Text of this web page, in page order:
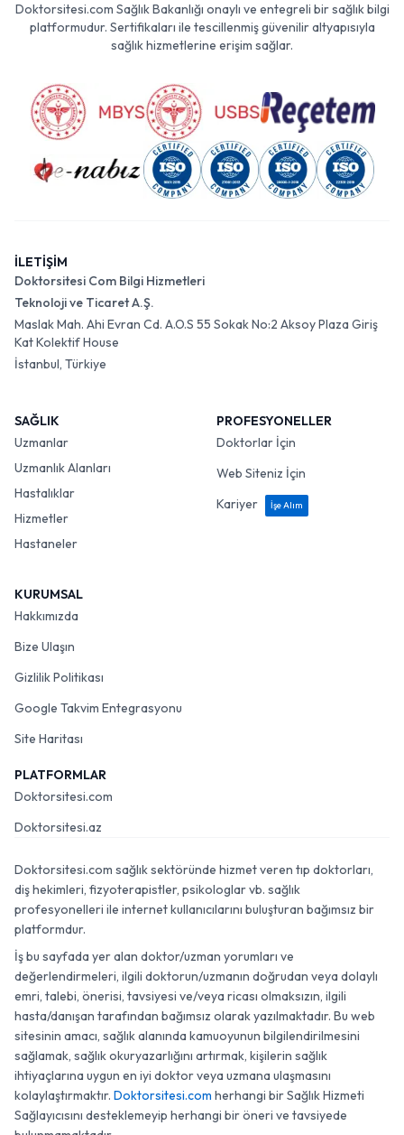
Doktorsitesi.com Sağlık Bakanlığı onaylı ve entegreli bir sağlık bilgi
platformudur. Sertifikaları ile tescillenmiş güvenilir altyapısıyla
sağlık hizmetlerine erişim sağlar.
İLETİŞİM
Doktorsitesi Com Bilgi Hizmetleri
Teknoloji ve Ticaret A.Ş.
Maslak Mah. Ahi Evran Cd. A.O.S 55 Sokak No:2 Aksoy Plaza Giriş
Kat Kolektif House
İstanbul, Türkiye
SAĞLIK
Uzmanlar
Uzmanlık Alanları
Hastalıklar
Hizmetler
Hastaneler
PROFESYONELLER
Doktorlar İçin
Web Siteniz İçin
Kariyer
İşe Alım
KURUMSAL
Hakkımızda
Bize Ulaşın
Gizlilik Politikası
Google Takvim Entegrasyonu
Site Haritası
PLATFORMLAR
Doktorsitesi.com
Doktorsitesi.az
Doktorsitesi.com sağlık sektöründe hizmet veren tıp doktorları,
diş hekimleri, fizyoterapistler, psikologlar vb. sağlık
profesyonelleri ile internet kullanıcılarını buluşturan bağımsız bir
platformdur.
İş bu sayfada yer alan doktor/uzman yorumları ve
değerlendirmeleri, ilgili doktorun/uzmanın doğrudan veya dolaylı
emri, talebi, önerisi, tavsiyesi ve/veya ricası olmaksızın, ilgili
hasta/danışan tarafından bağımsız olarak yazılmaktadır. Bu web
sitesinin amacı, sağlık alanında kamuoyunun bilgilendirilmesini
sağlamak, sağlık okuryazarlığını artırmak, kişilerin sağlık
ihtiyaçlarına uygun en iyi doktor veya uzmana ulaşmasını
kolaylaştırmaktır. Doktorsitesi.com herhangi bir Sağlık Hizmeti
Sağlayıcısını desteklemeyip herhangi bir öneri ve tavsiyede